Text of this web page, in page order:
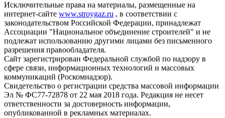
Исключительные права на материалы, размещенные на
интернет-сайте www.stroygaz.ru , в соответствии с
законодательством Российской Федерации, принадлежат
Ассоциации "Национальное объединение строителей" и не
подлежат использованию другими лицами без письменного
разрешения правообладателя.
Сайт зарегистрирован Федеральной службой по надзору в
сфере связи, информационных технологий и массовых
коммуникаций (Роскомнадзор).
Свидетельство о регистрации средства массовой информации
Эл № ФС77-72878 от 22 мая 2018 года. Редакция не несет
ответственности за достоверность информации,
опубликованной в рекламных материалах.